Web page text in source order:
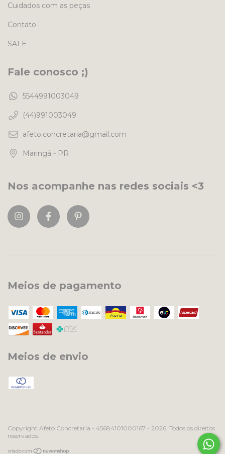
Cuidados com as peças
Contato
SALE
Fale conosco ;)
5544991003049
(44)991003049
afeto.concretaria@gmail.com
Maringá - PR
Nos acompanhe nas redes sociais <3
Meios de pagamento
Meios de envio
Copyright Afeto Concretaria - 45684101000167 - 2026. Todos os direitos
reservados.